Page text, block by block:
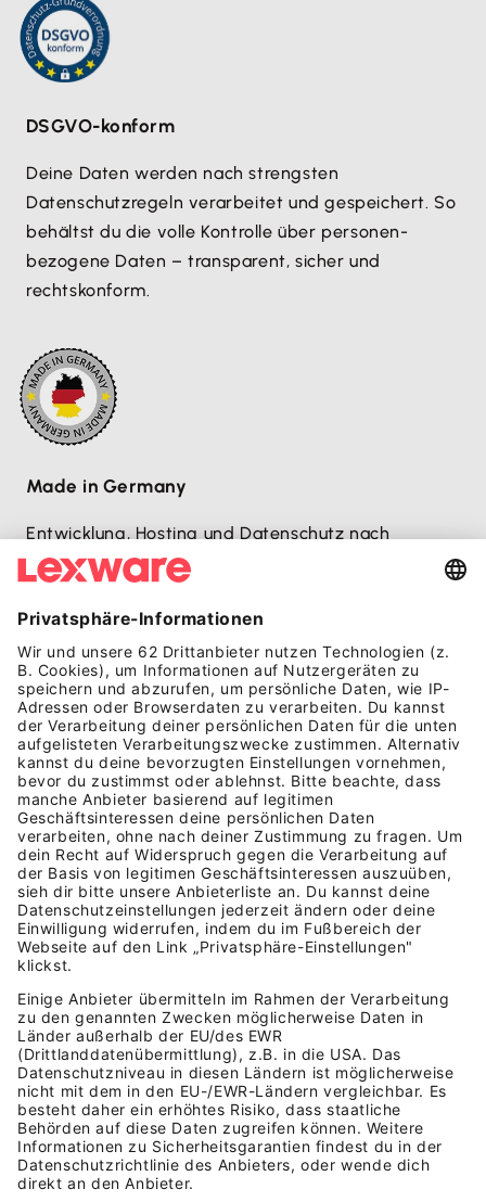
DSGVO-konform
Deine Daten werden nach strengsten
Datenschutzregeln verarbeitet und gespeichert. So
behältst du die volle Kontrolle über personen­
bezogene Daten – transparent, sicher und
rechtskonform.
Made in Germany
Entwicklung, Hosting und Datenschutz nach
deutschen Standards – sicher, transparent und
Kostenlos testen
Jetzt starten und sparen!
Alle Funktionen von Lexware Office
Kostenloser Support
Monatlich kündbar (formlos und
fristlos)
Mobil arbeiten per Web, App &
unterwegs
Ideal für Selbstständige,